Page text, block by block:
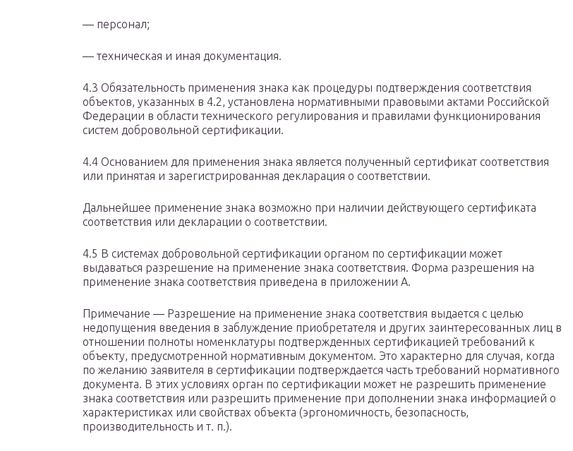
— персонал;
— техническая и иная документация.
4.3 Обязательность применения знака как процедуры подтверждения соответствия
объектов, указанных в 4.2, установлена нормативными правовыми актами Российской
Федерации в области технического регулирования и правилами функционирования
систем добровольной сертификации.
4.4 Основанием для применения знака является полученный сертификат соответствия
или принятая и зарегистрированная декларация о соответствии.
Дальнейшее применение знака возможно при наличии действующего сертификата
соответствия или декларации о соответствии.
4.5 В системах добровольной сертификации органом по сертификации может
выдаваться разрешение на применение знака соответствия. Форма разрешения на
применение знака соответствия приведена в приложении А.
Примечание — Разрешение на применение знака соответствия выдается с целью
недопущения введения в заблуждение приобретателя и других заинтересованных лиц в
отношении полноты номенклатуры подтвержденных сертификацией требований к
объекту, предусмотренной нормативным документом. Это характерно для случая, когда
по желанию заявителя в сертификации подтверждается часть требований нормативного
документа. В этих условиях орган по сертификации может не разрешить применение
знака соответствия или разрешить применение при дополнении знака информацией о
характеристиках или свойствах объекта (эргономичность, безопасность,
производительность и т. п.).